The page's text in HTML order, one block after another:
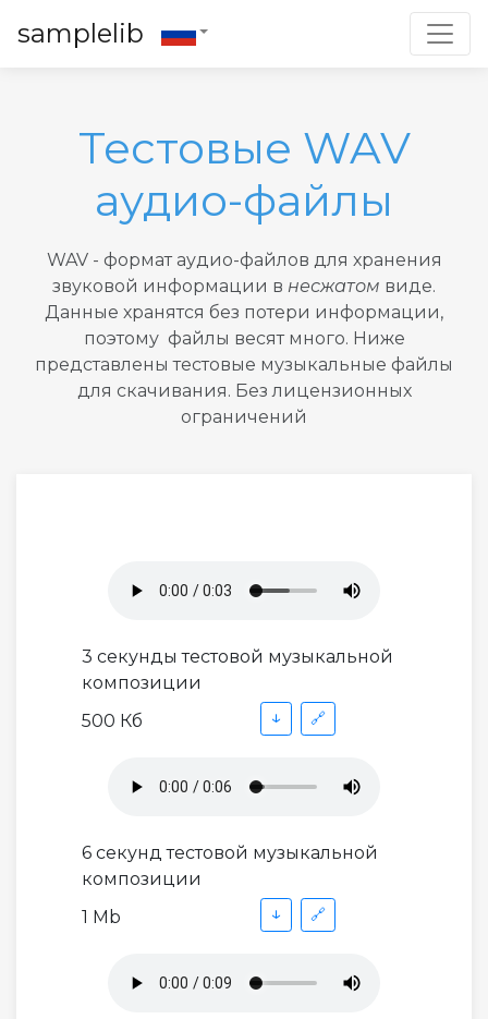
samplelib
Тестовые WAV
аудио-файлы
WAV - формат аудио-файлов для хранения
звуковой информации в несжатом виде.
Данные хранятся без потери информации,
поэтому файлы весят много. Ниже
представлены тестовые музыкальные файлы
для скачивания. Без лицензионных
ограничений
3 секунды тестовой музыкальной
композиции
500 Кб
↓ 🔗
6 секунд тестовой музыкальной
композиции
1 Mb
↓ 🔗